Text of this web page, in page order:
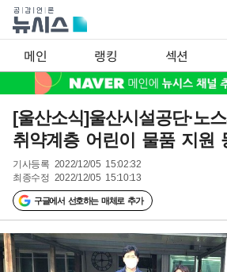
메인 랭킹 섹션
[울산소식]울산시설공단·노
취약계층 어린이 물품 지원
기사등록 2022/12/05 15:02:32
최종수정 2022/12/05 15:10:13
구글에서 선호하는 매체로 추가